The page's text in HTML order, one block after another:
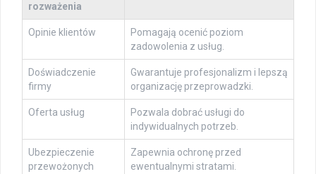
rozważenia
Opinie klientów
Pomagają ocenić poziom
zadowolenia z usług.
Doświadczenie
firmy
Gwarantuje profesjonalizm i lepszą
organizację przeprowadzki.
Oferta usług
Pozwala dobrać usługi do
indywidualnych potrzeb.
Ubezpieczenie
przewożonych
Zapewnia ochronę przed
ewentualnymi stratami.